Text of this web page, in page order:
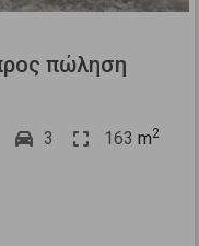
πώληση
3 163 m2